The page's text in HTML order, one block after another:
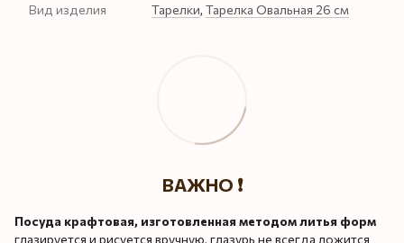
Вид изделия Тарелки, Тарелка Овальная 26 см
ВАЖНО ❗️
Посуда крафтовая, изготовленная методом литья форм
глазируется и рисуется вручную, глазурь не всегда ложится